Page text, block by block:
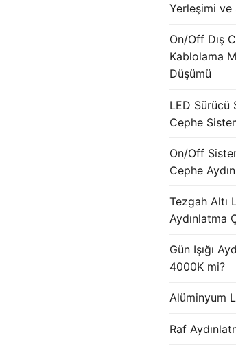
Yerleşimi ve
On/Off Dış
Kablolama
Düşümü
LED Sürücü
Cephe
On/Off
Cephe
Tezgah Altı
Aydınlatma
Gün Işığı
4000K mi?
Alüminyum
Raf